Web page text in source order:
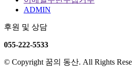
ADMIN
후원 및 상담
055-222-5533
© Copyright 꿈의 동산. All Rights